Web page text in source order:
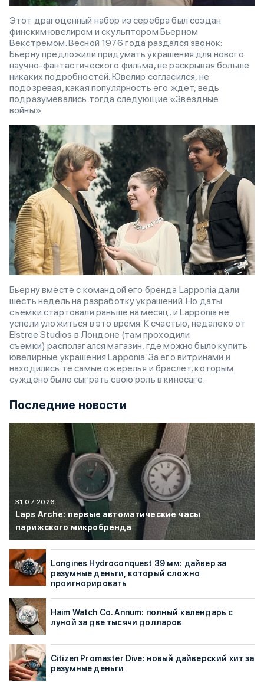
Этот драгоценный набор из серебра был создан
финским ювелиром и скульптором Бьерном
Векстремом. Весной 1976 года раздался звонок:
Бьерну предложили придумать украшения для нового
научно-фантастического фильма, не раскрывая больше
никаких подробностей. Ювелир согласился, не
подозревая, какая популярность его ждет, ведь
подразумевались тогда следующие «Звездные
войны».
Бьерну вместе с командой его бренда Lapponia дали
шесть недель на разработку украшений. Но даты
съемки стартовали раньше на месяц, и Lapponia не
успели уложиться в это время. К счастью, недалеко от
Elstree Studios в Лондоне (там проходили
съемки) располагался магазин, где можно было купить
ювелирные украшения Lapponia. За его витринами и
находились те самые ожерелья и браслет, которым
суждено было сыграть свою роль в киносаге.
Последние новости
31.07.2026
Laps Arche: первые автоматические часы
парижского микробренда
Longines Hydroconquest 39 мм: дайвер за
разумные деньги, который сложно
проигнорировать
Haim Watch Co. Annum: полный календарь с
луной за две тысячи долларов
Citizen Promaster Dive: новый дайверский хит за
разумные деньги